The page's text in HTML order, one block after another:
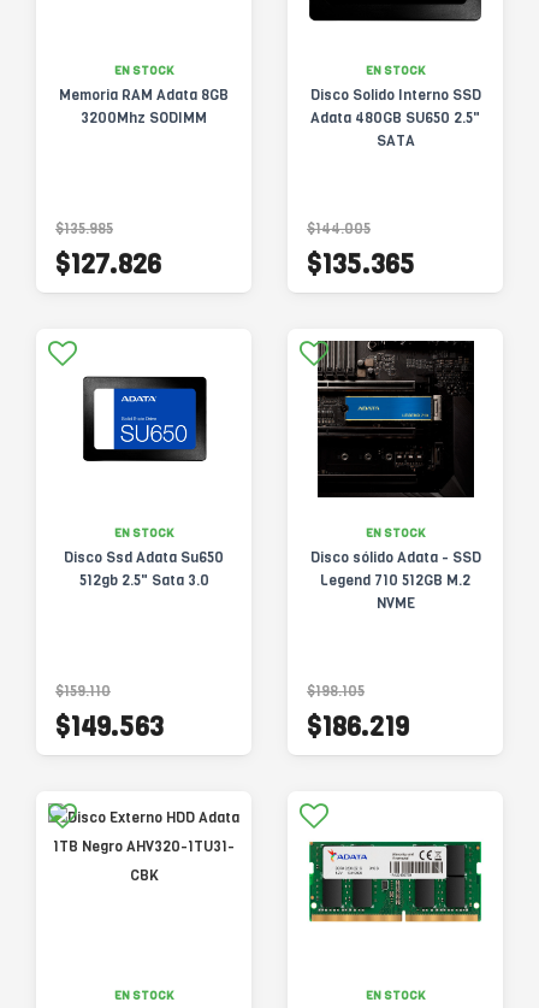
EN STOCK
Memoria RAM Adata 8GB
3200Mhz SODIMM
$135.985
$127.826
EN STOCK
Disco Solido Interno SSD
Adata 480GB SU650 2.5"
SATA
$144.005
$135.365
EN STOCK
Disco Ssd Adata Su650
512gb 2.5" Sata 3.0
$159.110
$149.563
EN STOCK
Disco sólido Adata - SSD
Legend 710 512GB M.2
NVME
$198.105
$186.219
EN STOCK EN STOCK